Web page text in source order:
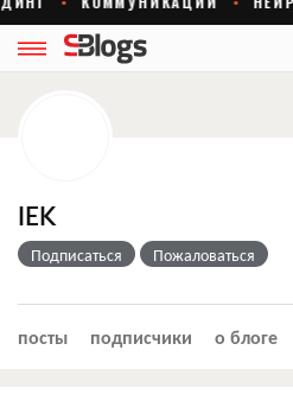
IEK
Подписаться Пожаловаться
посты подписчики о блоге